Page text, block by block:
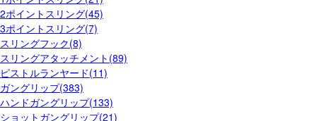
2ポイントスリング(45)
3ポイントスリング(7)
スリングフック(8)
スリングアタッチメント(89)
ピストルランヤード(11)
ガングリップ(383)
ハンドガングリップ(133)
ショットガングリップ(21)